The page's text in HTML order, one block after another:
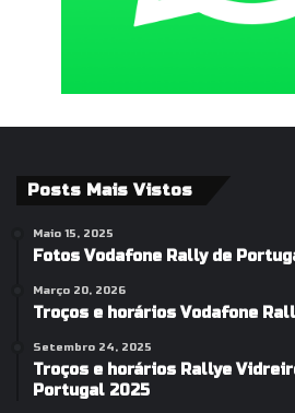
Posts Mais Vistos
Maio 15, 2025
Fotos Vodafone Rally de
Março 20, 2026
Troços e horários Vodafone
Setembro 24, 2025
Troços e horários Rallye
Portugal 2025